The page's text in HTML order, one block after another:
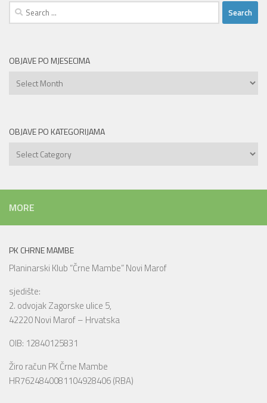
Search
for:
OBJAVE PO MJESECIMA
Objave
OBJAVE PO KATEGORIJAMA
Objave
MORE
PK CHRNE MAMBE
Planinarski Klub “Črne Mambe” Novi Marof
sjedište:
2. odvojak Zagorske ulice 5,
42220 Novi Marof – Hrvatska
OIB: 12840125831
Žiro račun PK Črne Mambe
HR7624840081104928406 (RBA)